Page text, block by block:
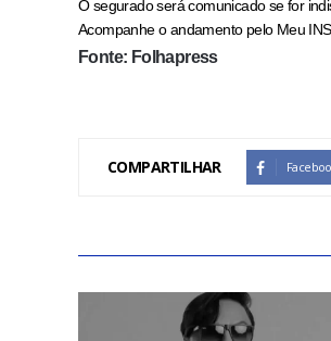
O segurado será comunicado se for
Acompanhe o andamento pelo Meu
Fonte: Folhapress
COMPARTILHAR